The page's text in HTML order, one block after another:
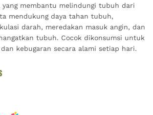
yang membantu melindungi tubuh dari
mendukung daya tahan tubuh,
darah, meredakan masuk angin, dan
tubuh. Cocok dikonsumsi untuk
kebugaran secara alami setiap hari.